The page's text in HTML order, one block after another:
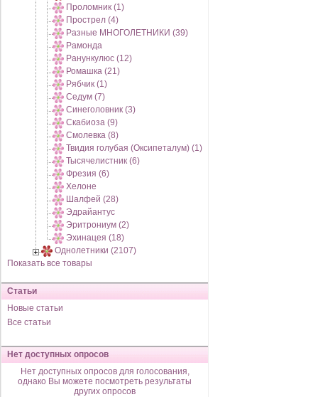
Проломник (1)
Прострел (4)
Разные МНОГОЛЕТНИКИ (39)
Рамонда
Ранункулюс (12)
Ромашка (21)
Рябчик (1)
Седум (7)
Синеголовник (3)
Скабиоза (9)
Смолевка (8)
Твидия голубая (Оксипеталум) (1)
Тысячелистник (6)
Фрезия (6)
Хелоне
Шалфей (28)
Эдрайантус
Эритрониум (2)
Эхинацея (18)
Однолетники (2107)
Показать все товары
Статьи
Новые статьи
Все статьи
Нет доступных опросов
Нет доступных опросов для голосования,
однако Вы можете посмотреть результаты
других опросов